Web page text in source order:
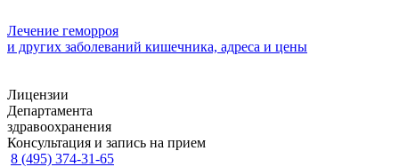
Лечение геморроя
и других заболеваний кишечника, адреса и цены
Лицензии
Департамента
здравоохранения
Консультация и запись на прием
8 (495) 374-31-65